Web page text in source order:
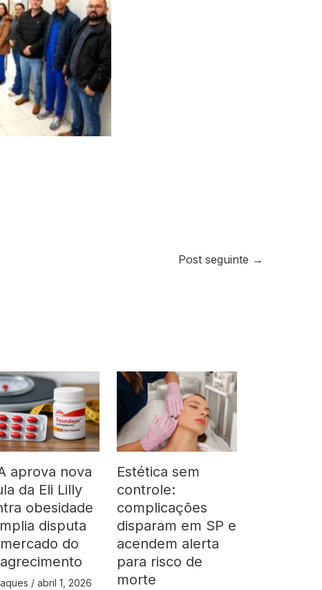
Post seguinte →
aprova nova
da Eli Lilly
obesidade
disputa
do
/abril 1, 2026
Estética sem
controle:
complicações
disparam em SP e
acendem alerta
para risco de
morte